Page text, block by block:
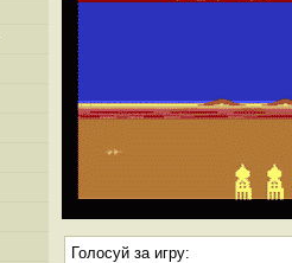
Голосуй за игру: